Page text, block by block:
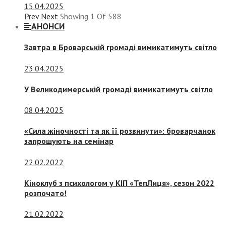
15.04.2025
Prev Next Showing 1 Of 588
АНОНСИ
Завтра в Броварській громаді вимикатимуть світло
23.04.2025
У Великодимерській громаді вимикатимуть світло
08.04.2025
«Сила жіночності та як її розвинути»: броварчанок
запрошують на семінар
22.02.2022
Кіноклуб з психологом у КІП «ТепЛиця», сезон 2022
розпочато!
21.02.2022